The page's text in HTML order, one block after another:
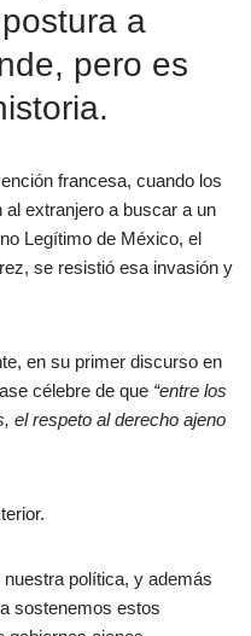
a
pero es
francesa, cuando los
extranjero a buscar a un
Legítimo de México, el
se resistió esa invasión y
en su primer discurso en
célebre de que “entre los
el respeto al derecho ajeno
política, y además
sostenemos estos